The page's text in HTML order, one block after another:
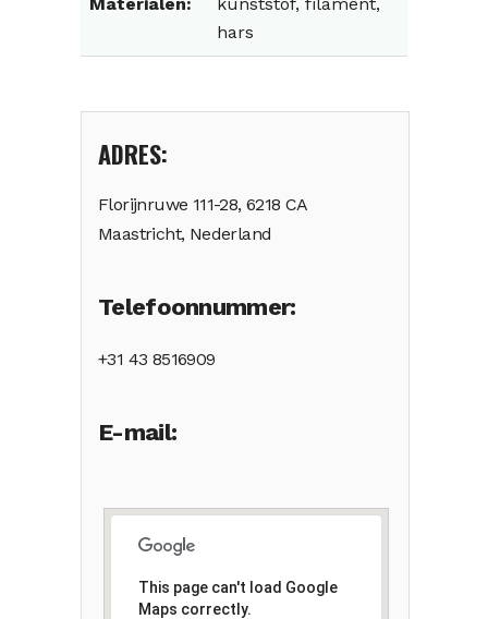
hars
ADRES:
Florijnruwe 111-28, 6218 CA
Maastricht, Nederland
Telefoonnummer:
+31 43 8516909
E-mail:
This page can't load Google
Maps correctly.